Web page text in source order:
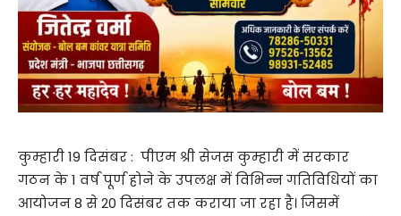
कुम्हारी 19 दिसंबर : पीएम श्री सेजस कुम्हारी में सरकार
गठन के 1 वर्ष पूर्ण होने के उपलक्ष में विभिन्न गतिविधियों का
आयोजन 8 से 20 दिसंबर तक कराया जा रहा है। जिसमें